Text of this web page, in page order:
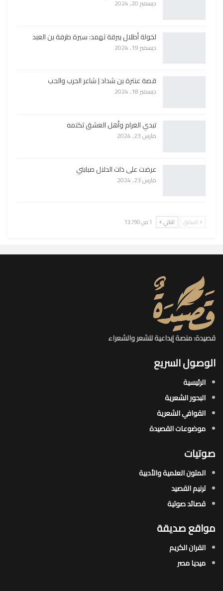
ديسمبر 20, 2024
لخولة أطلال ببرقة ثهمد: سيرة طرفة بن العبد
ديسمبر 19, 2024
قصة عنترة بن شداد | شاعر الحرب والحب
ديسمبر 18, 2024
تبدي الغرام وأهل العشق تكتمه
مارس 23, 2024
عرضت على ذات الدلال صبابتي
مارس 23, 2024
السابق التالي 1 من 13٬790
قصيدة: منصة إبداعية للشعر والشعراء
الوصول السريع
الرئيسية
البحور الشعرية​
القوافي الشعرية​
موضوعات القصيدة​
صوتيات
المتون العلمية والأدبية
ترنيم القصيد
قصائد صوتية
مواقع صديقة
القران الكريم
ميديا مصر